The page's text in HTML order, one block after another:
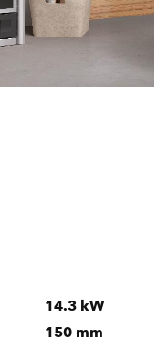
14.3 kW
150 mm